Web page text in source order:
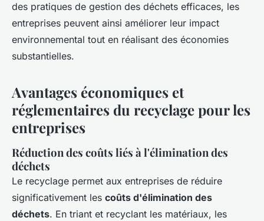
des pratiques de gestion des déchets efficaces, les
entreprises peuvent ainsi améliorer leur impact
environnemental tout en réalisant des économies
substantielles.
Avantages économiques et
réglementaires du recyclage pour les
entreprises
Réduction des coûts liés à l'élimination des
déchets
Le recyclage permet aux entreprises de réduire
significativement les coûts d'élimination des
déchets. En triant et recyclant les matériaux, les